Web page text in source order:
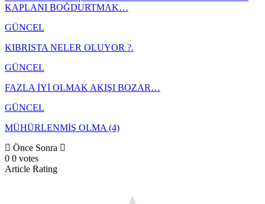
KAPLANI BOĞDURTMAK…
GÜNCEL
KIBRISTA NELER OLUYOR ?.
GÜNCEL
FAZLA İYİ OLMAK AKIŞI BOZAR…
GÜNCEL
MÜHÜRLENMİŞ OLMA (4)
Önce Sonra
0 0 votes
Article Rating